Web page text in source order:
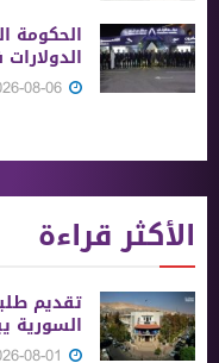
الحكومة
الأكثر قراءة
تقديم
السورية